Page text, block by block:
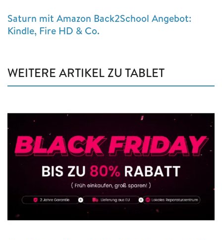
Saturn mit Amazon Back2School Angebot:
Kindle, Fire HD & Co.
WEITERE ARTIKEL ZU TABLET